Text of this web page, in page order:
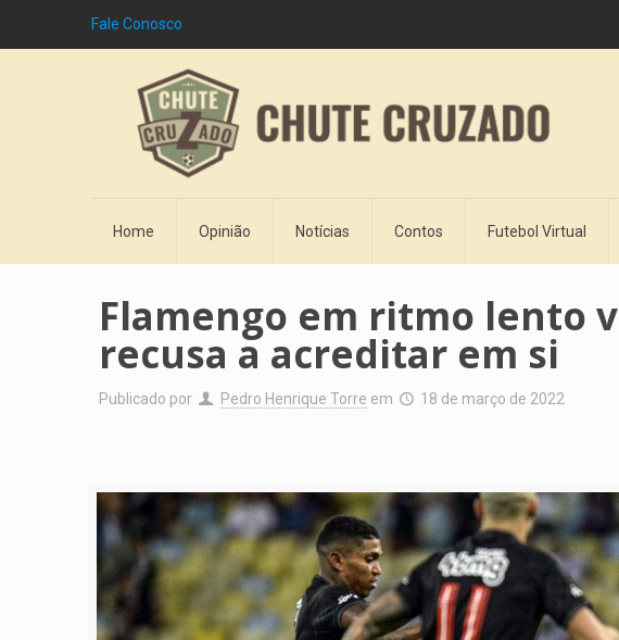
Fale Conosco
Home Opinião Notícias Contos Futebol Virtual
Flamengo em ritmo lento
recusa a acreditar em si
Publicado por Pedro Henrique Torre em 18 de março de 2022